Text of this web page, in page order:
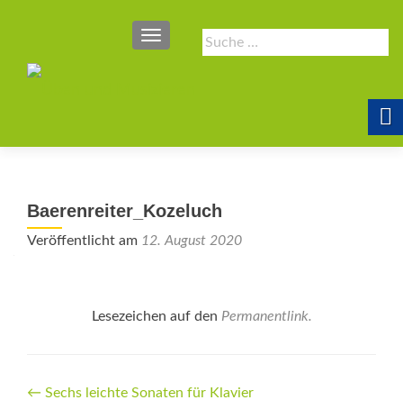
Suche
nach:
SCHALTE NAVIGATION
Baerenreiter_Kozeluch
Veröffentlicht am 12. August 2020
Lesezeichen auf den Permanentlink.
← Sechs leichte Sonaten für Klavier